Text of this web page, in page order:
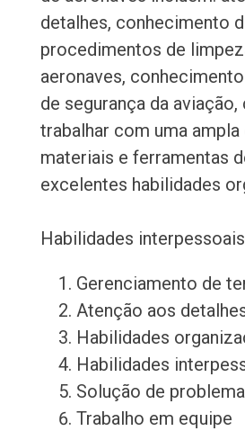
detalhes, conhecimento
procedimentos de
aeronaves,
de segurança da
trabalhar com uma ampla
materiais e ferramentas
excelentes habilidades
Habilidades
Gerenciamento de
Atenção aos
Habilidades
Habilidades
Solução de
Trabalho em equipe